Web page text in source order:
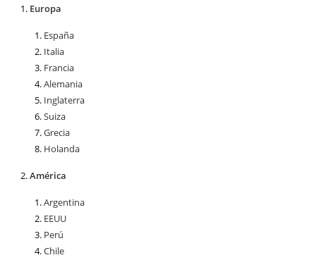
Europa
España
Italia
Francia
Alemania
Inglaterra
Suiza
Grecia
Holanda
América
Argentina
EEUU
Perú
Chile